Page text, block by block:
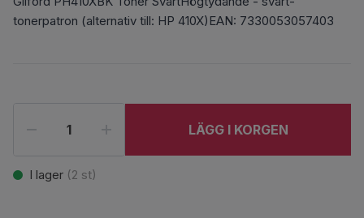
tonerpatron (alternativ till: HP 410X)EAN: 7330053057403
LÄGG I KORGEN
I lager (2 st)